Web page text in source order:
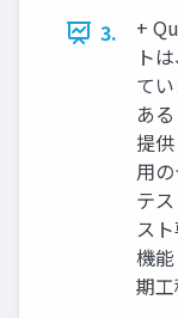
3.
+
ト
て
あ
提
用
テ
ス
機
期